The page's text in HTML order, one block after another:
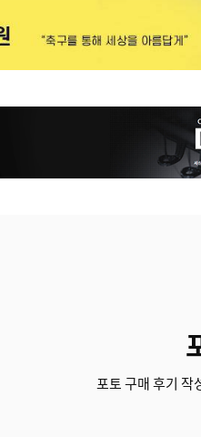
포토 구매 후기 작